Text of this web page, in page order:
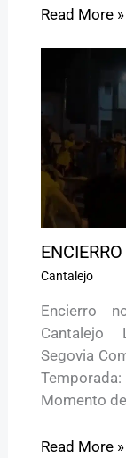
Read More »
Cantalejo
Encierro
Cantalejo
Segovia
Momento
Read More »